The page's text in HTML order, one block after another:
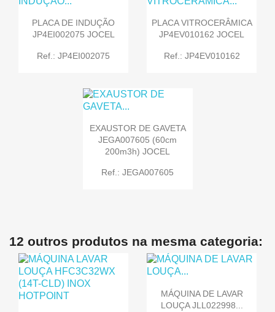
PLACA DE INDUÇÃO
JP4EI002075 JOCEL
Ref.: JP4EI002075
PLACA VITROCERÂMICA
JP4EV010162 JOCEL
Ref.: JP4EV010162
EXAUSTOR DE GAVETA
JEGA007605 (60cm
200m3h) JOCEL
Ref.: JEGA007605
12 outros produtos na mesma categoria:
MÁQUINA DE LAVAR
LOUÇA JLL022998...